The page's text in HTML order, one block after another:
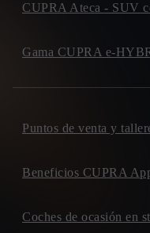
CUPRA Ateca - SUV
Gama CUPRA e-
Puntos de venta y
Beneficios CUPRA
Coches de ocasión en